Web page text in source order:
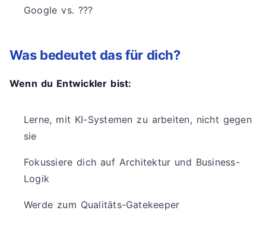
Google vs. ???
Was bedeutet das für dich?
Wenn du Entwickler bist:
Lerne, mit KI-Systemen zu arbeiten, nicht gegen
sie
Fokussiere dich auf Architektur und Business-
Logik
Werde zum Qualitäts-Gatekeeper